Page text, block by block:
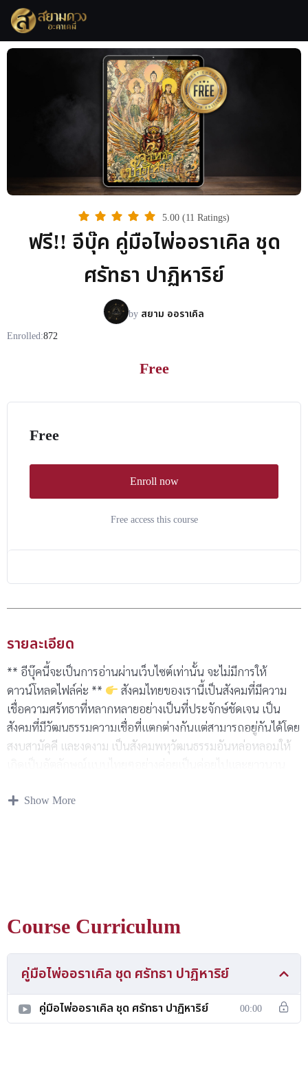
5.00 (11 Ratings)
ฟรี!! อีบุ๊ค คู่มือไพ่ออราเคิล ชุด
ศรัทธา ปาฏิหาริย์
by สยาม ออราเคิล
Enrolled:872
Free
Free
Enroll now
Free access this course
รายละเอียด
** อีบุ๊คนี้จะเป็นการอ่านผ่านเว็บไซต์เท่านั้น จะไม่มีการให้
ดาวน์โหลดไฟล์ค่ะ **
สังคมไทยของเรานี้เป็นสังคมที่มีความ
เชื่อความศรัทธาที่หลากหลายอย่างเป็นที่ประจักษ์ชัดเจน เป็น
สังคมที่มีวัฒนธรรมความเชื่อที่แตกต่างกันแต่สามารถอยู่กันได้โดย
สงบสามัคคี และงดงาม เป็นสังคมพหุวัฒนธรรมอันหล่อหลอมให้
มารถเหน็ ศาสนสถานหรือสถานที่ศักสิทธิ์ที่มีความหลากหลายทาง
หมู่บูชาเทพเจ้าฮินดู โต๊ะบูชากุมาร โดยทั้งหมดในบ้านก็เกิดจาก
ความเชื่อและศรัทธาของเจ้าของบ้าน ซึ่งความเชื่อเหล่านี้ก็อาจเคย
สร้างปาฏิหาริย์อะไรหลายอย่างให้แก่เจ้าของบ้านไว้แล้วก็เป็นได้
Show More
Course Curriculum
คู่มือไพ่ออราเคิล ชุด ศรัทธา ปาฏิหาริย์
คู่มือไพ่ออราเคิล ชุด ศรัทธา ปาฏิหาริย์ 00:00